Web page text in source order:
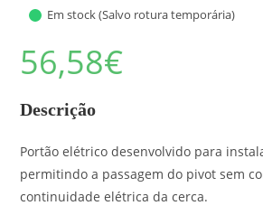
Em stock (Salvo rotura temporária)
56,58€
Descrição
Portão elétrico desenvolvido para
permitindo a passagem do pivot sem
continuidade elétrica da cerca.